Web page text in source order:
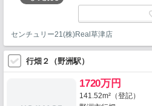
センチュリー21(株)Real草津店
行畑２（野洲駅）
1720万円
141.52m²（登記）